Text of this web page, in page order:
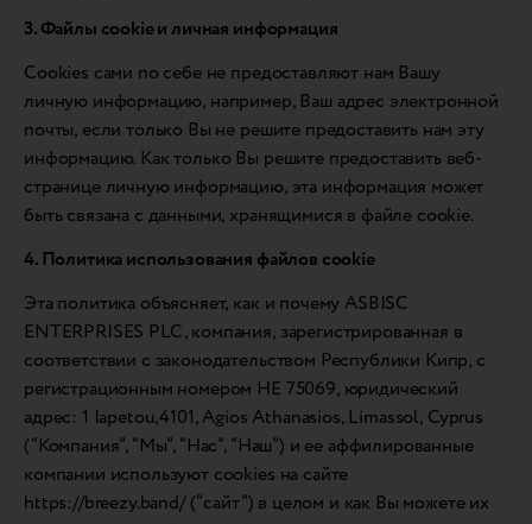
3. Файлы cookie и личная информация
Cookies сами по себе не предоставляют нам Вашу
личную информацию, например, Ваш адрес электронной
почты, если только Вы не решите предоставить нам эту
информацию. Как только Вы решите предоставить веб-
странице личную информацию, эта информация может
быть связана с данными, хранящимися в файле cookie.
4. Политика использования файлов cookie
Эта политика объясняет, как и почему ASBISC
ENTERPRISES PLC, компания, зарегистрированная в
соответствии с законодательством Республики Кипр, с
регистрационным номером HE 75069, юридический
адрес: 1 Iapetou,4101, Agios Athanasios, Limassol, Cyprus
(“Компания”, “Мы”, “Нас”, “Наш”) и ее аффилированные
компании используют cookies на сайте
https://breezy.band/ (“сайт”) в целом и как Вы можете их